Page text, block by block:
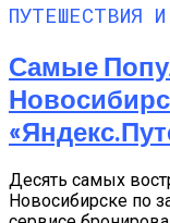
ПУТЕШЕСТВИЯ
Самые
Десять самых
Новосибирске по